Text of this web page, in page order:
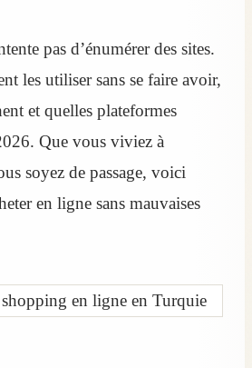
pas d’énumérer des sites.
les utiliser sans se faire avoir,
et quelles plateformes
Que vous viviez à
soyez de passage, voici
en ligne sans mauvaises